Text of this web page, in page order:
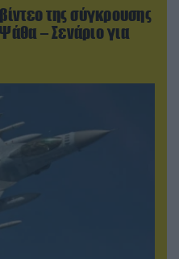
της σύγκρουσης
– Σενάριο για